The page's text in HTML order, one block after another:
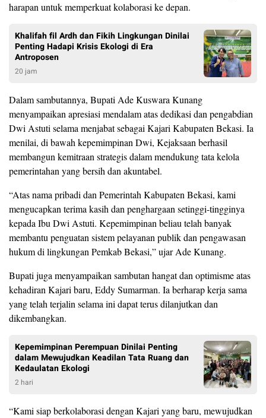
harapan untuk memperkuat kolaborasi ke depan.
Khalifah fil Ardh dan Fikih Lingkungan Dinilai
Penting Hadapi Krisis Ekologi di Era
Antroposen
20 jam
Dalam sambutannya, Bupati Ade Kuswara Kunang
menyampaikan apresiasi mendalam atas dedikasi dan pengabdian
Dwi Astuti selama menjabat sebagai Kajari Kabupaten Bekasi. Ia
menilai, di bawah kepemimpinan Dwi, Kejaksaan berhasil
membangun kemitraan strategis dalam mendukung tata kelola
pemerintahan yang bersih dan akuntabel.
“Atas nama pribadi dan Pemerintah Kabupaten Bekasi, kami
mengucapkan terima kasih dan penghargaan setinggi-tingginya
kepada Ibu Dwi Astuti. Kepemimpinan beliau telah banyak
membantu penguatan sistem pelayanan publik dan pengawasan
hukum di lingkungan Pemkab Bekasi,” ujar Ade Kunang.
Bupati juga menyampaikan sambutan hangat dan optimisme atas
kehadiran Kajari baru, Eddy Sumarman. Ia berharap kerja sama
yang telah terjalin selama ini dapat terus dilanjutkan dan
dikembangkan.
Kepemimpinan Perempuan Dinilai Penting
dalam Mewujudkan Keadilan Tata Ruang dan
Kedaulatan Ekologi
2 hari
“Kami siap berkolaborasi dengan Kajari yang baru, mewujudkan